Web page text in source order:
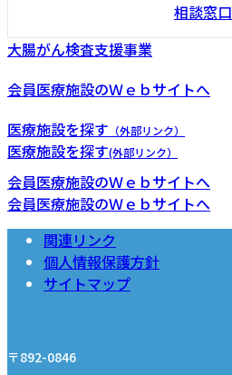
相談窓口
大腸がん検査支援事業
会員医療施設のＷｅｂサイトへ
医療施設を探す （外部リンク）
医療施設を探す(外部リンク）
会員医療施設のＷｅｂサイトへ
会員医療施設のＷｅｂサイトへ
関連リンク
個人情報保護方針
サイトマップ
〒892-0846